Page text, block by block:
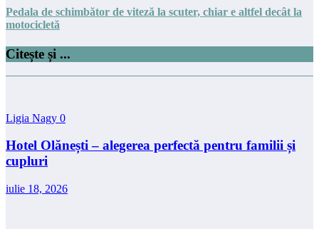
Pedala de schimbător de viteză la scuter, chiar e altfel decât la
motocicletă
Citește și ...
Ligia Nagy 0
Hotel Olănești – alegerea perfectă pentru familii și
cupluri
iulie 18, 2026